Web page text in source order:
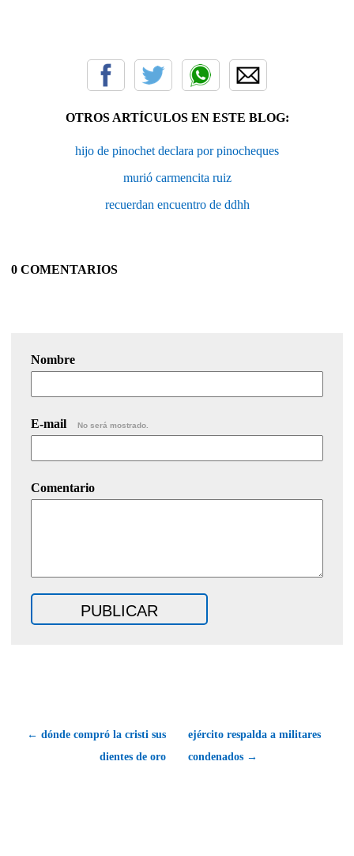
OTROS ARTÍCULOS EN ESTE BLOG:
hijo de pinochet declara por pinocheques
murió carmencita ruiz
recuerdan encuentro de ddhh
0 COMENTARIOS
Nombre
E-mail No será mostrado.
Comentario
← dónde compró la cristi sus
dientes de oro
ejército respalda a militares
condenados →